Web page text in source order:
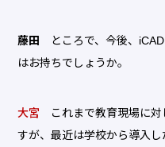
藤田
ところで、今後、
はお持ちでしょうか。
大宮 これまで教育現場に対
すが、最近は学校から導入